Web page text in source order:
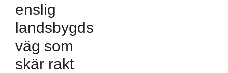
enslig
landsbygds
väg som
skär rakt